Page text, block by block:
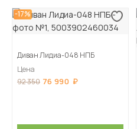
-17%
Диван Лидиа-048 НПБ
Цена
92 350 76 990